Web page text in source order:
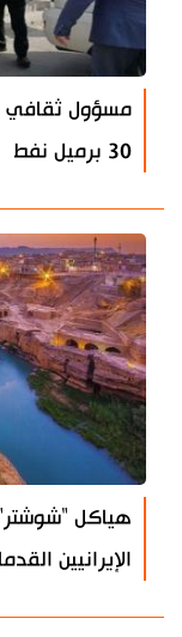
مسؤول ثقافي
30 برميل نفط
هياكل "شوشتر"
الإيرانيين